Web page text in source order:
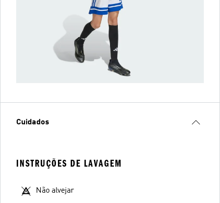
Cuidados
INSTRUÇÕES DE LAVAGEM
Não alvejar